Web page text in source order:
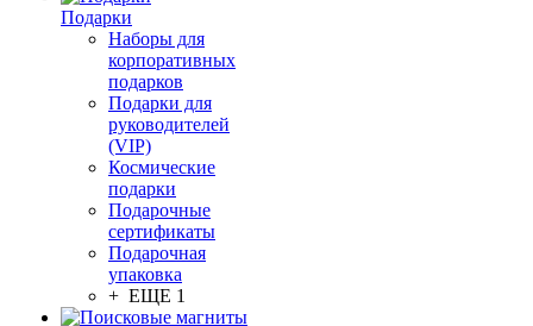
Подарки
Наборы для
корпоративных
подарков
Подарки для
руководителей
(VIP)
Космические
подарки
Подарочные
сертификаты
Подарочная
упаковка
+ ЕЩЕ 1